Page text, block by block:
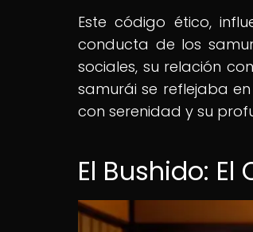
Este código ético,
conducta de los
sociales, su relación
samurái se reflejaba
con serenidad y su
El Bushido: